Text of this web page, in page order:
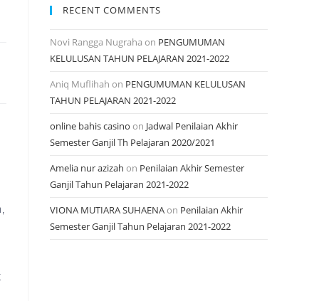
RECENT COMMENTS
Novi Rangga Nugraha on PENGUMUMAN
KELULUSAN TAHUN PELAJARAN 2021-2022
Aniq Muflihah on PENGUMUMAN KELULUSAN
TAHUN PELAJARAN 2021-2022
online bahis casino on Jadwal Penilaian Akhir
Semester Ganjil Th Pelajaran 2020/2021
Amelia nur azizah on Penilaian Akhir Semester
Ganjil Tahun Pelajaran 2021-2022
VIONA MUTIARA SUHAENAon Penilaian Akhir
Semester Ganjil Tahun Pelajaran 2021-2022